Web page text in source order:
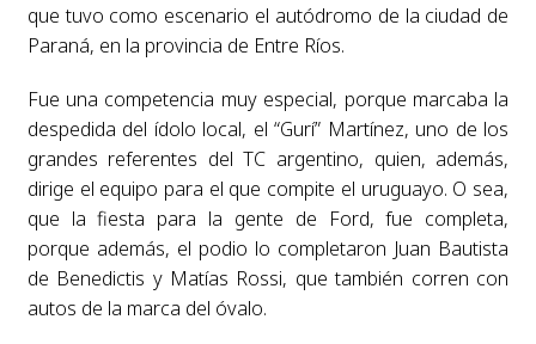
que tuvo como escenario el autódromo de la ciudad de
Paraná, en la provincia de Entre Ríos.
Fue una competencia muy especial, porque marcaba la
despedida del ídolo local, el “Gurí” Martínez, uno de los
grandes referentes del TC argentino, quien, además,
dirige el equipo para el que compite el uruguayo. O sea,
que la fiesta para la gente de Ford, fue completa,
porque además, el podio lo completaron Juan Bautista
de Benedictis y Matías Rossi, que también corren con
autos de la marca del óvalo.